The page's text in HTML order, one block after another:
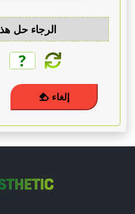
مجتمعة
من
3000
الرجاء حل
إلغاء